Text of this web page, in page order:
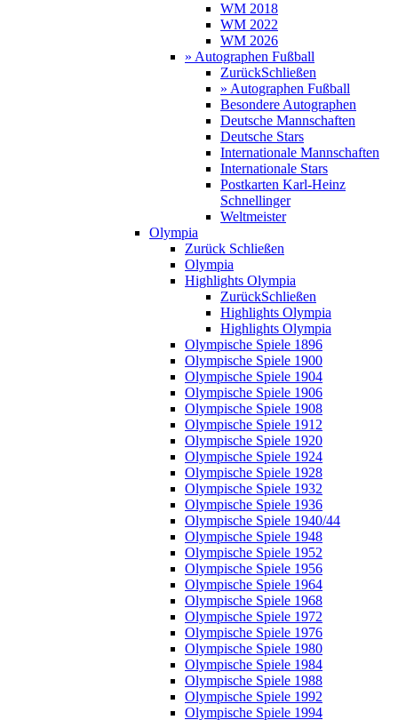
WM 2018
WM 2022
WM 2026
» Autographen Fußball
ZurückSchließen
» Autographen Fußball
Besondere Autographen
Deutsche Mannschaften
Deutsche Stars
Internationale Mannschaften
Internationale Stars
Postkarten Karl-Heinz
Schnellinger
Weltmeister
Olympia
Zurück Schließen
Olympia
Highlights Olympia
ZurückSchließen
Highlights Olympia
Highlights Olympia
Olympische Spiele 1896
Olympische Spiele 1900
Olympische Spiele 1904
Olympische Spiele 1906
Olympische Spiele 1908
Olympische Spiele 1912
Olympische Spiele 1920
Olympische Spiele 1924
Olympische Spiele 1928
Olympische Spiele 1932
Olympische Spiele 1936
Olympische Spiele 1940/44
Olympische Spiele 1948
Olympische Spiele 1952
Olympische Spiele 1956
Olympische Spiele 1964
Olympische Spiele 1968
Olympische Spiele 1972
Olympische Spiele 1976
Olympische Spiele 1980
Olympische Spiele 1984
Olympische Spiele 1988
Olympische Spiele 1992
Olympische Spiele 1994